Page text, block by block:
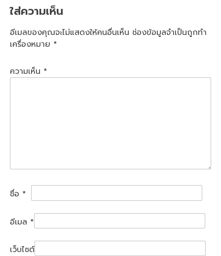
ใส่ความเห็น
อีเมลของคุณจะไม่แสดงให้คนอื่นเห็น ช่องข้อมูลจำเป็นถูกทำ
เครื่องหมาย *
ความเห็น *
ชื่อ *
อีเมล *
เว็บไซต์